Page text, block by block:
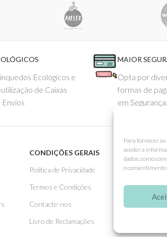
Para fornecer
aceder a
dados, como
o
Ecológicos e
de Caixas
Envios
MAIOR
Opta por
formas de
em Segurança.
CONDIÇÕES GERAIS
Politica de Privacidade
Termos e Condições
Contacte-nos
Livro de Reclamações
APOIO
Como